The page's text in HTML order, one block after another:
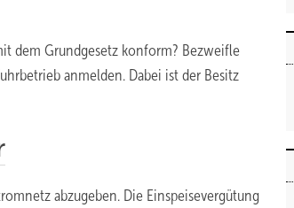
dem Grundgesetz konform? Bezweifle
anmelden. Dabei ist der Besitz
abzugeben. Die Einspeisevergütung